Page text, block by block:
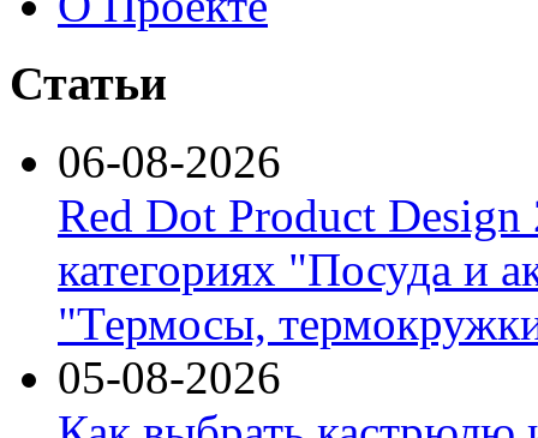
Статьи
06-08-2026
Red Dot Product Design
категориях "Посуда и
"Термосы,
05-08-2026